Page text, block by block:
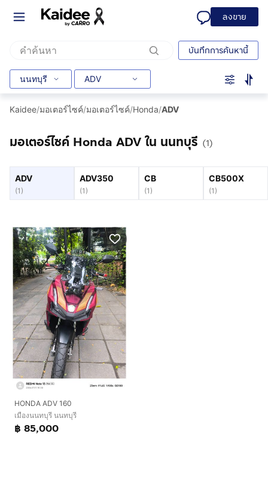
ลงขาย
บันทึกการค้นหานี้
นนทบุรี ADV
Kaidee/มอเตอร์ไซค์/มอเตอร์ไซค์/Honda/ADV
มอเตอร์ไซค์ Honda ADV ใน นนทบุรี (1)
ADV
(1 )
ADV350
(1 )
CB
(1 )
CB500X
(1 )
HONDA ADV 160
เมืองนนทบุรี นนทบุรี
฿ 85,000